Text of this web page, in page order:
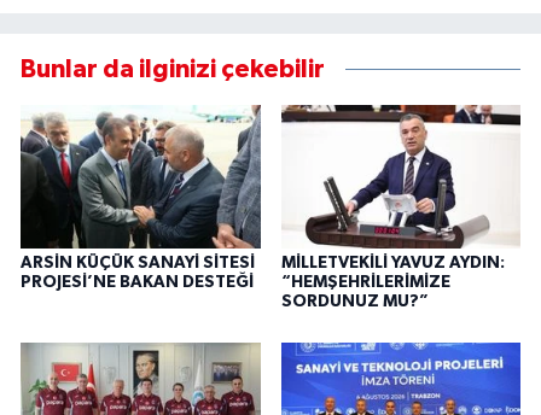
Bunlar da ilginizi çekebilir
ARSİN KÜÇÜK SANAYİ SİTESİ
PROJESİ’NE BAKAN DESTEĞİ
MİLLETVEKİLİ YAVUZ AYDIN:
“HEMŞEHRİLERİMİZE
SORDUNUZ MU?”